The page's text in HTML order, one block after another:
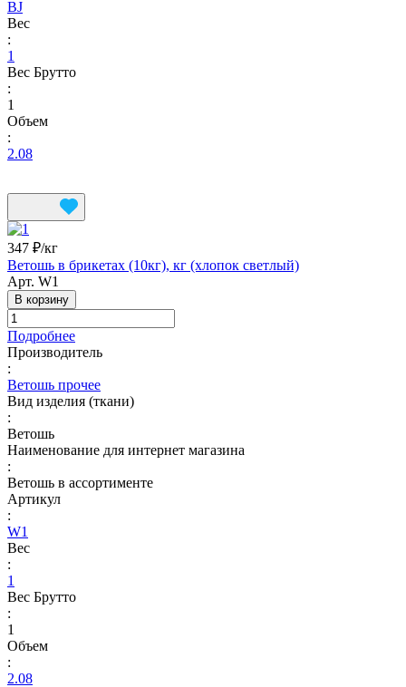
BJ
Вес
:
1
Вес Брутто
:
1
Объем
:
2.08
347 ₽/кг
Ветошь в брикетах (10кг), кг (хлопок светлый)
Арт. W1
В корзину
Подробнее
Производитель
:
Ветошь прочее
Вид изделия (ткани)
:
Ветошь
Наименование для интернет магазина
:
Ветошь в ассортименте
Артикул
:
W1
Вес
:
1
Вес Брутто
:
1
Объем
:
2.08